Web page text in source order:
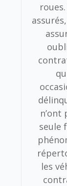
n’ont
seule
les